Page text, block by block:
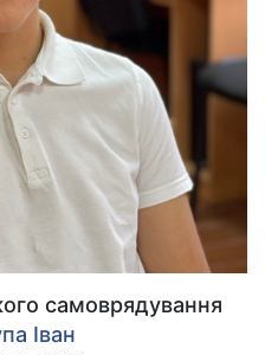
самоврядування
Іван